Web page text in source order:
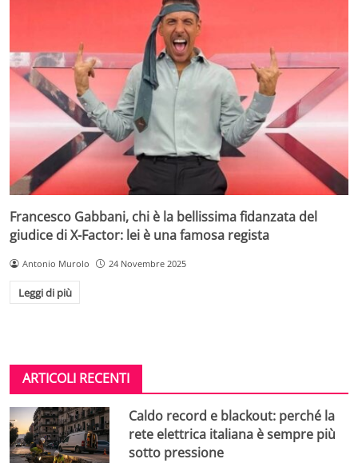
Francesco Gabbani, chi è la bellissima fidanzata del
giudice di X-Factor: lei è una famosa regista
Antonio Murolo 24 Novembre 2025
Leggi di più
ARTICOLI RECENTI
Caldo record e blackout: perché la
rete elettrica italiana è sempre più
sotto pressione